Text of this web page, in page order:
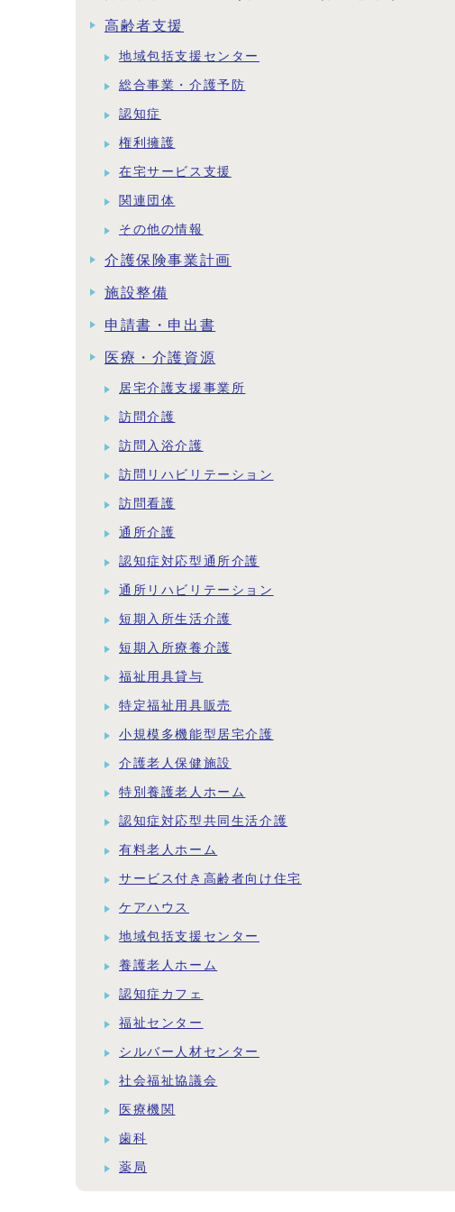
高齢者支援
地域包括支援センター
総合事業・介護予防
認知症
権利擁護
在宅サービス支援
関連団体
その他の情報
介護保険事業計画
施設整備
申請書・申出書
医療・介護資源
居宅介護支援事業所
訪問介護
訪問入浴介護
訪問リハビリテーション
訪問看護
通所介護
認知症対応型通所介護
通所リハビリテーション
短期入所生活介護
短期入所療養介護
福祉用具貸与
特定福祉用具販売
小規模多機能型居宅介護
介護老人保健施設
特別養護老人ホーム
認知症対応型共同生活介護
有料老人ホーム
サービス付き高齢者向け住宅
ケアハウス
地域包括支援センター
養護老人ホーム
認知症カフェ
福祉センター
シルバー人材センター
社会福祉協議会
医療機関
歯科
薬局